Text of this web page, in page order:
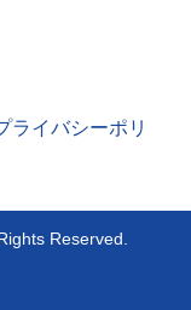
ライバシーポリ
Reserved.